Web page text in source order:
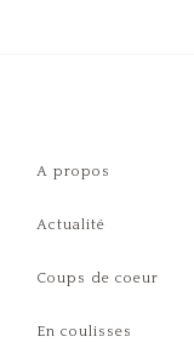
A propos
Actualité
Coups de coeur
En coulisses